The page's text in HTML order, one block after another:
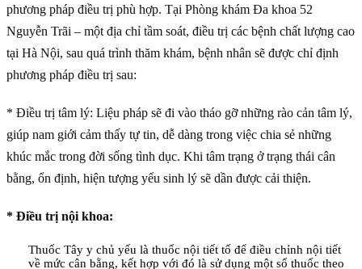
phương pháp điều trị phù hợp. Tại Phòng khám Đa khoa 52
Nguyễn Trãi – một địa chỉ tầm soát, điều trị các bệnh chất lượng cao
tại Hà Nội, sau quá trình thăm khám, bệnh nhân sẽ được chỉ định
phương pháp điều trị sau:
* Điều trị tâm lý: Liệu pháp sẽ đi vào tháo gỡ những rào cản tâm lý,
giúp nam giới cảm thấy tự tin, dễ dàng trong việc chia sẻ những
khúc mắc trong đời sống tình dục. Khi tâm trạng ở trạng thái cân
bằng, ổn định, hiện tượng yếu sinh lý sẽ dần được cải thiện.
* Điều trị nội khoa:
Thuốc Tây y chủ yếu là thuốc nội tiết tố để điều chỉnh nội tiết
về mức cân bằng, kết hợp với đó là sử dụng một số thuốc theo